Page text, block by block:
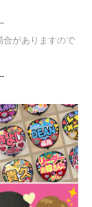
がありますので